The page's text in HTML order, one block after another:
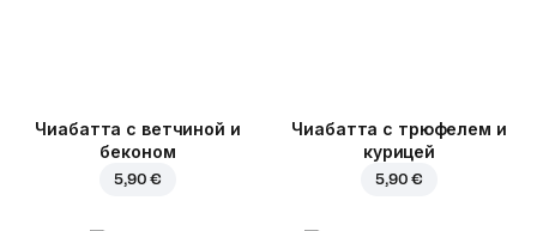
Чиабатта с ветчиной и
беконом
5,90 €
Чиабатта с трюфелем и
курицей
5,90 €